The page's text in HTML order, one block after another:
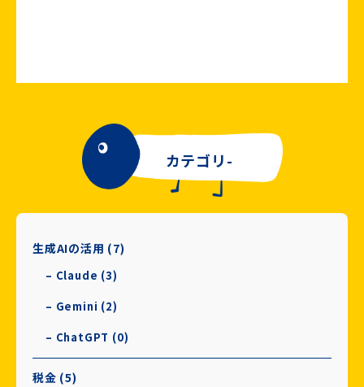
カテゴリ-
生成AIの活用 (7)
– Claude (3)
– Gemini (2)
– ChatGPT (0)
税金 (5)